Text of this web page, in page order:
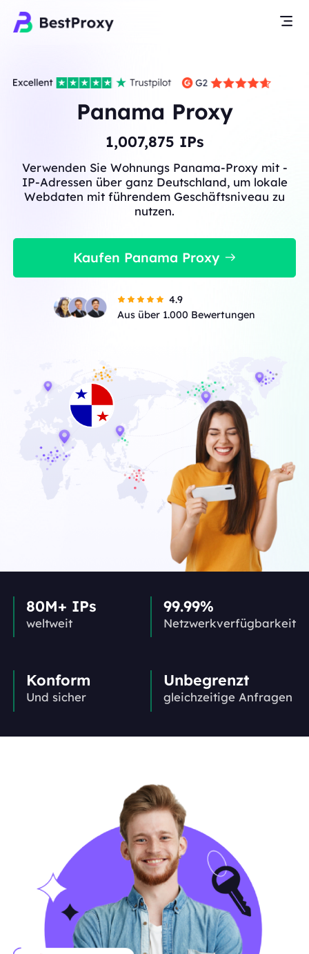
Panama Proxy
1,007,875 IPs
Verwenden Sie Wohnungs Panama-Proxy mit -
IP-Adressen über ganz Deutschland, um lokale
Webdaten mit führendem Geschäftsniveau zu
nutzen.
Kaufen Panama Proxy
4.9
Aus über 1.000 Bewertungen
80M+ IPs
weltweit
99.99%
Netzwerkverfügbarkeit
Konform
Und sicher
Unbegrenzt
gleichzeitige Anfragen